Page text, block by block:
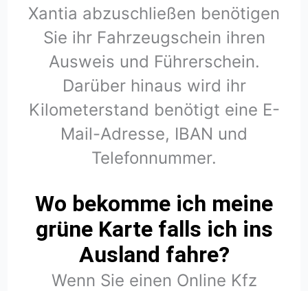
Xantia abzuschließen benötigen
Sie ihr Fahrzeugschein ihren
Ausweis und Führerschein.
Darüber hinaus wird ihr
Kilometerstand benötigt eine E-
Mail-Adresse, IBAN und
Telefonnummer.
Wo bekomme ich meine
grüne Karte falls ich ins
Ausland fahre?
Wenn Sie einen Online Kfz